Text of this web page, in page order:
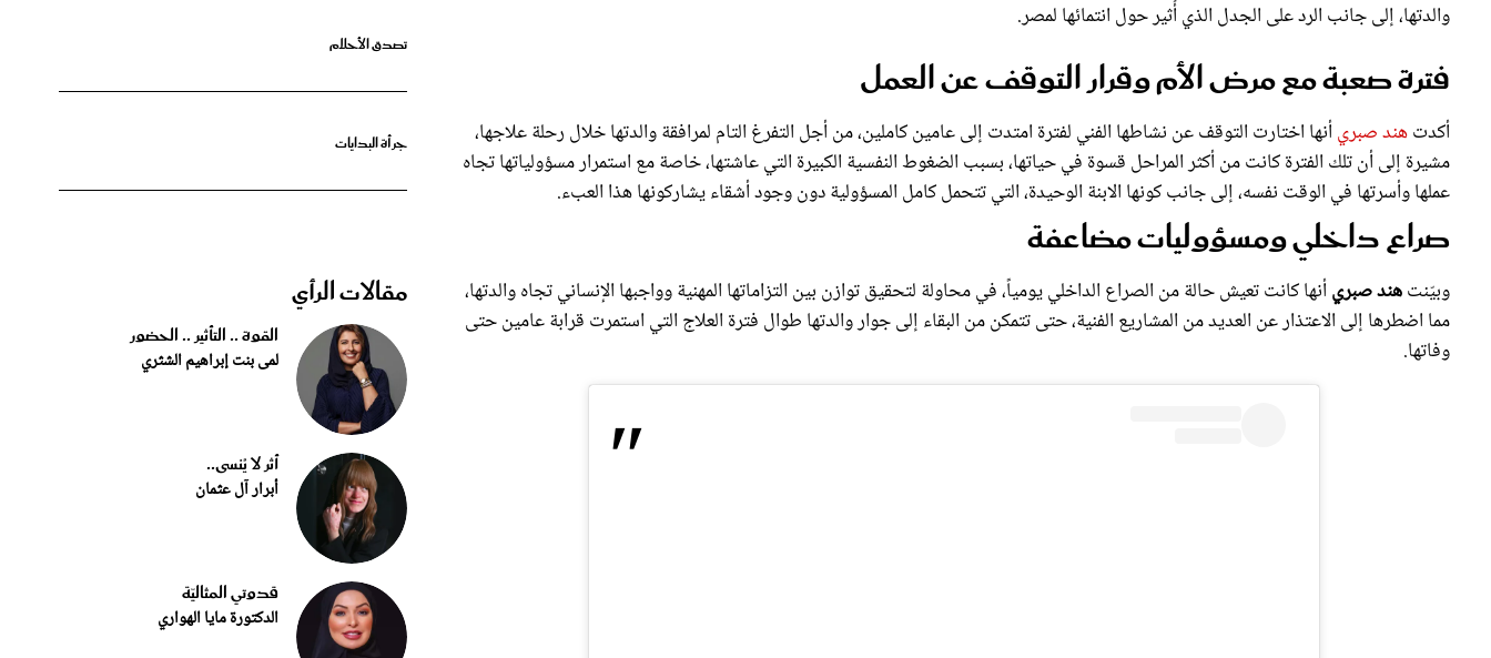
والدتها، إلى جانب الرد على الجدل الذي أُثير حول انتمائها لمصر.
فترة صعبة مع مرض الأم وقرار التوقف عن العمل
أكدتهند صبريأنها اختارت التوقف عن نشاطها الفني لفترة امتدت إلى عامين كاملين، من أجل التفرغ التام لمرافقة والدتها خلال رحلة علاجها،
مشيرة إلى أن تلك الفترة كانت من أكثر المراحل قسوة في حياتها، بسبب الضغوط النفسية الكبيرة التي عاشتها، خاصة مع استمرار مسؤولياتها تجاه
عملها وأسرتها في الوقت نفسه، إلى جانب كونها الابنة الوحيدة، التي تتحمل كامل المسؤولية دون وجود أشقاء يشاركونها هذا العبء.
صراع داخلي ومسؤوليات مضاعفة
وبيّنتهند صبريأنها كانت تعيش حالة من الصراع الداخلي يومياً، في محاولة لتحقيق توازن بين التزاماتها المهنية وواجبها الإنساني تجاه والدتها،
مما اضطرها إلى الاعتذار عن العديد من المشاريع الفنية، حتى تتمكن من البقاء إلى جوار والدتها طوال فترة العلاج التي استمرت قرابة عامين حتى
وفاتها.
تصدق الأحلام
جرأة البدايات
مقالات الرأي
القوة .. التأثير .. الحضور
لمى بنت إبراهيم الشثري
أثر لا يُنسى..
أبرار آل عثمان
قدوتي المثاليّة
الدكتورة مايا الهواري